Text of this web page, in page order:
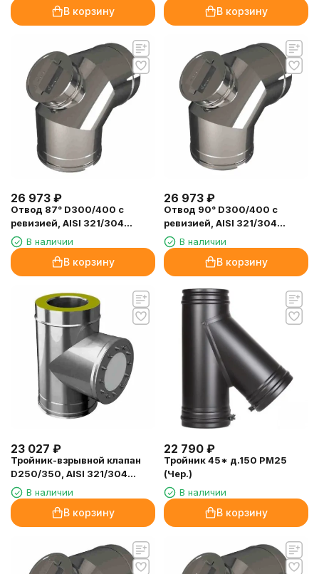
В корзину В корзину
26 973 ₽
Отвод 87° D300/400 с
ревизией, AISI 321/304
(Вулкан)
В наличии
В корзину
26 973 ₽
Отвод 90° D300/400 с
ревизией, AISI 321/304
(Вулкан)
В наличии
В корзину
23 027 ₽
Тройник-взрывной клапан
D250/350, AISI 321/304
(Вулкан)
В наличии
В корзину
22 790 ₽
Тройник 45* д.150 РМ25
(Чер.)
В наличии
В корзину